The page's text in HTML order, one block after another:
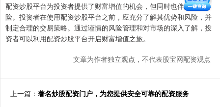
配资炒股平台为投资者提供了财富增值的机会，但同时也伴随着风
险。投资者在使用配资炒股平台之前，应充分了解其优势和风险，并
制定合理的交易策略。通过谨慎的风险管理和对市场的深入了解，投
资者可以利用配资炒股平台开启财富增值之旅。
文章为作者独立观点，不代表股宝网配资观点
上一篇： 著名炒股配资门户，为您提供安全可靠的配资服务